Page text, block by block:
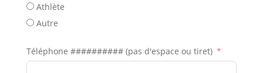
Athlète
Autre
Téléphone ########## (pas d'espace ou tiret)